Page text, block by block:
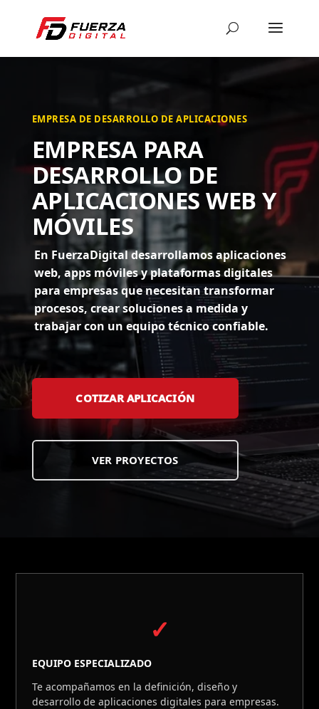
EMPRESA DE DESARROLLO DE APLICACIONES
EMPRESA PARA
DESARROLLO DE
APLICACIONES WEB Y
MÓVILES
En FuerzaDigital desarrollamos aplicaciones
web, apps móviles y plataformas digitales
para empresas que necesitan transformar
procesos, crear soluciones a medida y
trabajar con un equipo técnico confiable.
COTIZAR APLICACIÓN
VER PROYECTOS
✓
EQUIPO ESPECIALIZADO
Te acompañamos en la definición, diseño y
desarrollo de aplicaciones digitales para empresas.